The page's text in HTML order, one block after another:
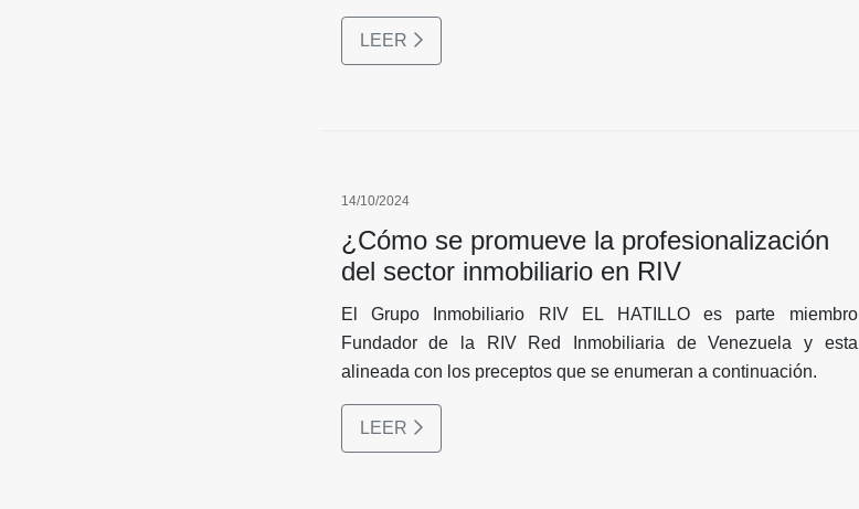
No hablamos solo de metros cuadrados; hablamos de un estilo de
vida diseñado para quienes priorizan la seguridad, la discreción y
el confort absoluto en el sureste de Caracas.
LEER
14/10/2024
¿Cómo se promueve la profesionalización
del sector inmobiliario en RIV
El Grupo Inmobiliario RIV EL HATILLO es parte miembro
Fundador de la RIV Red Inmobiliaria de Venezuela y esta
alineada con los preceptos que se enumeran a continuación.
LEER